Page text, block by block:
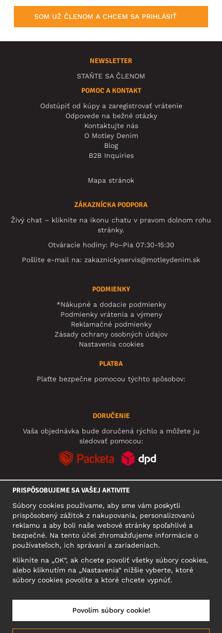
SOM UŽ ČLENOM A CHCEM SA PRIHLÁSIŤ
NEWSLETTER
STAŇTE SA ČLENOM
POMOC A KONTAKT
Odstúpiť od kúpy a zaregistrovať vrátenie
Odpovede na bežné otázky
Kontaktujte nás
O Motley Denim
Blog
B2B Inquiries
Mapa stránok
ZÁKAZNÍCKA PODPORA
Živý chat – kliknite na ikonu chatu v pravom dolnom rohu
stránky.
Otváracie hodiny: Po–Pia 07:30-15:30
Pošlite e-mail na: zakaznickyservis@motleydenim.sk
PODMIENKY
*Nákupné a dodacie podmienky
Podmienky vrátenia a výmeny
Reklamačné podmienky
Zásady ochrany osobných údajov
Nastavenia cookies
PLATBA
Plaťte bezpečne pomocou týchto spôsobov:
DORUČENIE
Vaša objednávka bude doručená rýchlo a môžete ju
sledovať pomocou:
SÍDLO
Narva mnt 5, EE-10117 Tallinn
Reg: 12356245
PRISPÔSOBUJEME SA VAŠEJ AKTIVITE
Súbory cookies používame, aby sme vám poskytli
prispôsobený zážitok z nakupovania, personalizovanú
reklamu a aby boli naše webové stránky spoľahlivé a
bezpečné. Na tento účel zhromažďujeme informácie o
používateľoch, ich správaní a zariadeniach.
Kliknite na „OK“, ak chcete povoliť všetky súbory cookies,
alebo kliknutím na „Nastavenia“ nižšie vyberte, ktoré
súbory cookies povolíte a ktoré chcete vypnúť.
Povolím súbory cookie!